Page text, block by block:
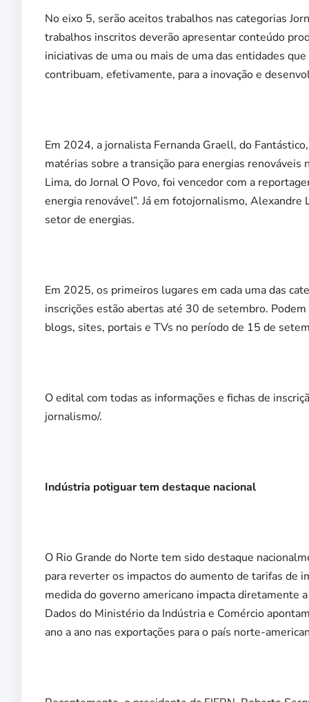
No eixo 5, serão aceitos trabalhos nas categorias
trabalhos inscritos deverão apresentar conteúdo
iniciativas de uma ou mais de uma das entidades
contribuam, efetivamente, para a inovação e
Em 2024, a jornalista Fernanda Graell, do
matérias sobre a transição para energias
Lima, do Jornal O Povo, foi vencedor com a
energia renovável”. Já em fotojornalismo,
setor de energias.
Em 2025, os primeiros lugares em cada uma das
inscrições estão abertas até 30 de setembro.
blogs, sites, portais e TVs no período de 15 de
O edital com todas as informações e fichas de
jornalismo/.
Indústria potiguar tem destaque nacional
O Rio Grande do Norte tem sido destaque
para reverter os impactos do aumento de tarifas de
medida do governo americano impacta diretamente
Dados do Ministério da Indústria e Comércio
ano a ano nas exportações para o país norte-